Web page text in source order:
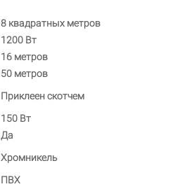
8 квадратных метров
1200 Вт
16 метров
50 метров
Приклеен скотчем
150 Вт
Да
Хромникель
ПВХ